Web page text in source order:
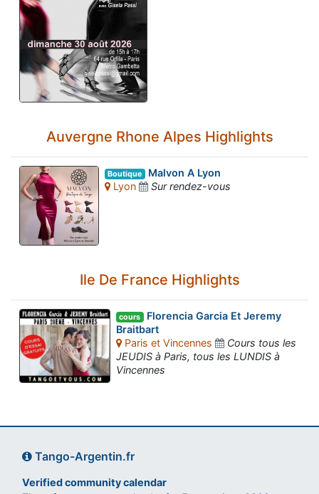
Auvergne Rhone Alpes Highlights
Boutique Malvon A Lyon
Lyon
Sur rendez-vous
Ile De France Highlights
cours Florencia Garcia Et Jeremy
Braitbart
Paris et Vincennes
Cours tous les
JEUDIS à Paris, tous les LUNDIS à
Vincennes
Tango-Argentin.fr
Verified community calendar